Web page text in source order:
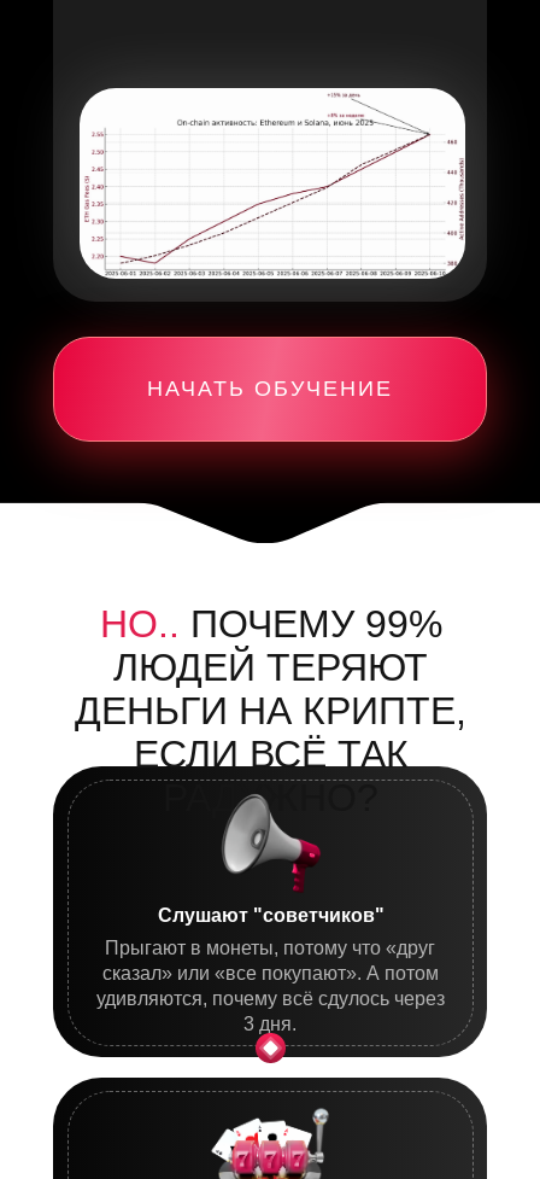
НАЧАТЬ ОБУЧЕНИЕ
НО.. ПОЧЕМУ 99%
ЛЮДЕЙ ТЕРЯЮТ
ДЕНЬГИ НА КРИПТЕ,
ЕСЛИ ВСЁ ТАК
РАДУЖНО?
Слушают "советчиков"
Прыгают в монеты, потому что «друг
сказал» или «все покупают». А потом
удивляются, почему всё сдулось через
3 дня.